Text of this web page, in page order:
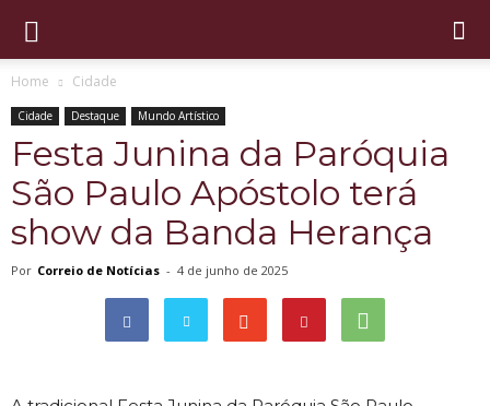
Home Cidade
Cidade Destaque Mundo Artístico
Festa Junina da Paróquia
São Paulo Apóstolo terá
show da Banda Herança
Por Correio de Notícias - 4 de junho de 2025